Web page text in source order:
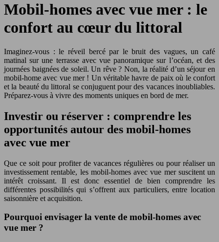
Mobil-homes avec vue mer : le
confort au cœur du littoral
Imaginez-vous : le réveil bercé par le bruit des vagues, un café
matinal sur une terrasse avec vue panoramique sur l’océan, et des
journées baignées de soleil. Un rêve ? Non, la réalité d’un séjour en
mobil-home avec vue mer ! Un véritable havre de paix où le confort
et la beauté du littoral se conjuguent pour des vacances inoubliables.
Préparez-vous à vivre des moments uniques en bord de mer.
Investir ou réserver : comprendre les
opportunités autour des mobil-homes
avec vue mer
Que ce soit pour profiter de vacances régulières ou pour réaliser un
investissement rentable, les mobil-homes avec vue mer suscitent un
intérêt croissant. Il est donc essentiel de bien comprendre les
différentes possibilités qui s’offrent aux particuliers, entre location
saisonnière et acquisition.
Pourquoi envisager la vente de mobil-homes avec
vue mer ?